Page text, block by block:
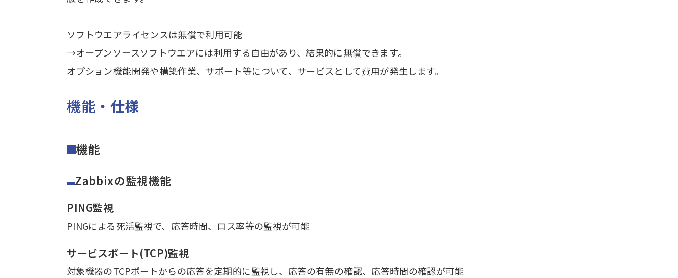
ソフトウエアライセンスは無償で利用可能
→オープンソースソフトウエアには利用する自由があり、結果的に無償できます。
オプション機能開発や構築作業、サポート等について、サービスとして費用が発生します。
機能・仕様
機能
Zabbixの監視機能
PING監視
PINGによる死活監視で、応答時間、ロス率等の監視が可能
サービスポート(TCP)監視
対象機器のTCPポートからの応答を定期的に監視し、応答の有無の確認、応答時間の確認が可能